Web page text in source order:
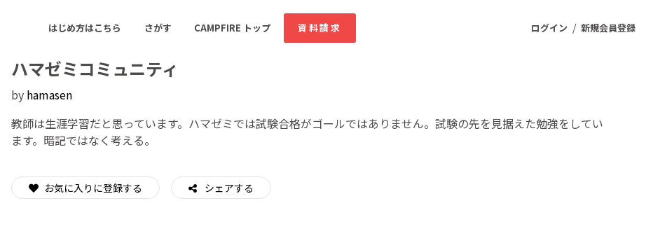
ログイン / 新規会員登録
はじめ方はこちら さがす CAMPFIRE トップ 資料請求
おすすめのコミュニティ 人気のコミュニティ 新着のコミュニティ
ゲーム・サービス開発 フード・飲食店
ハマゼミコミュニティ
by hamasen
教師は生涯学習だと思っています。ハマゼミでは試験合格がゴールではありません。試験の先を見据えた勉強をしてい
ます。暗記ではなく考える。
お気に入りに登録する シェアする